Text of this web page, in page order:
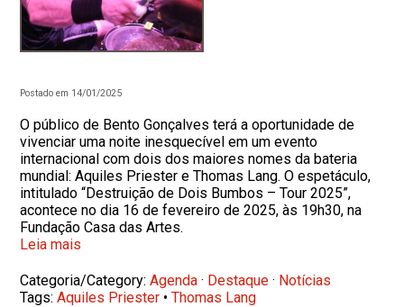
Postado em 14/01/2025
O público de Bento Gonçalves terá a oportunidade de
vivenciar uma noite inesquecível em um evento
internacional com dois dos maiores nomes da bateria
mundial: Aquiles Priester e Thomas Lang. O espetáculo,
intitulado “Destruição de Dois Bumbos – Tour 2025”,
acontece no dia 16 de fevereiro de 2025, às 19h30, na
Fundação Casa das Artes.
Leia mais
Categoria/Category:Agenda · Destaque · Notícias
Tags:Aquiles Priester •Thomas Lang